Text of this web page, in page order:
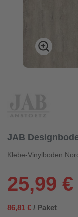
JAB
Klebe-Vinylboden
25,99 €
86,81 € / Paket